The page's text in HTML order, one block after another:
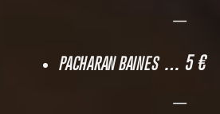
—
PACHARAN BAINES … 5 €
—